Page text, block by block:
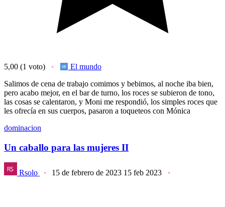
5,00 (1 voto)
El mundo
Salimos de cena de trabajo comimos y bebimos, al noche iba bien,
pero acabo mejor, en el bar de turno, los roces se subieron de tono,
las cosas se calentaron, y Moni me respondió, los simples roces que
les ofrecía en sus cuerpos, pasaron a toqueteos con Mónica
dominacion
Un caballo para las mujeres II
Rsolo 15 de febrero de 2023 15 feb 2023